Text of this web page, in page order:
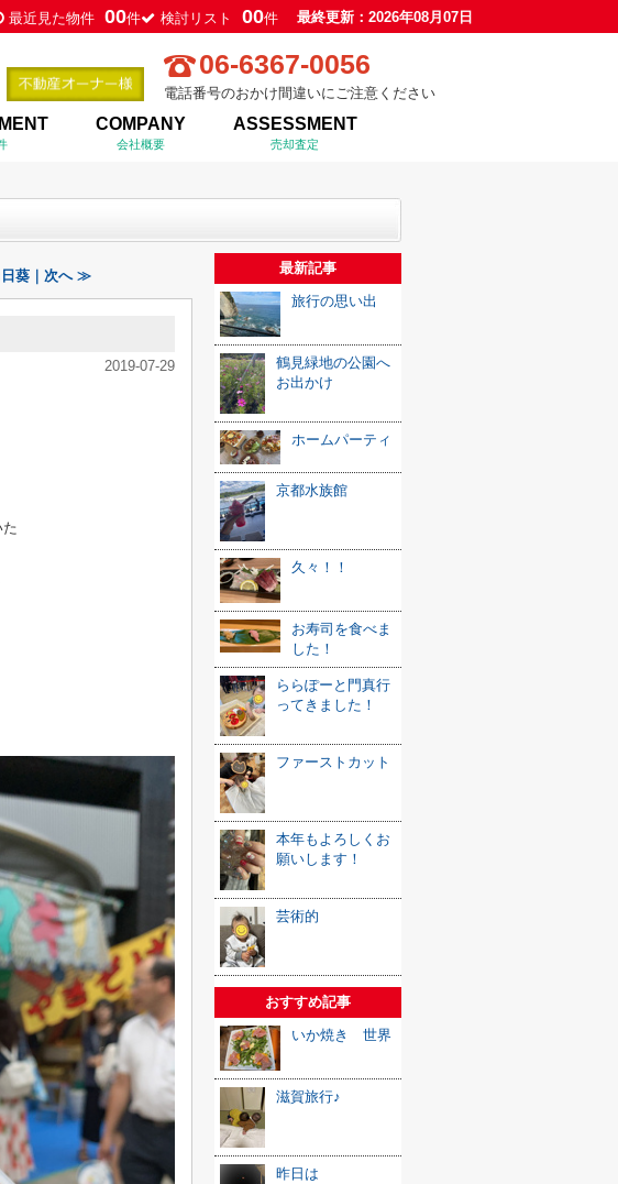
最近見た物件 00件 検討リスト 00件 最終更新：2026年08月07日
06-6367-0056
電話番号のおかけ間違いにご注意ください
COMPANY
会社概要
ASSESSMENT
売却査定
日葵｜次へ ≫
2019-07-29
最新記事
旅行の思い出
鶴見緑地の公園へ
お出かけ
ホームパーティ
京都水族館
久々！！
お寿司を食べま
した！
ららぽーと門真行
ってきました！
ファーストカット
本年もよろしくお
願いします！
芸術的
おすすめ記事
いか焼き 世界
滋賀旅行♪
昨日は